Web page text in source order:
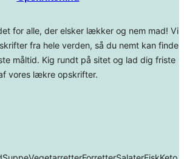
for alle, der elsker lækker og nem mad! Vi
fra hele verden, så du nemt kan finde
måltid. Kig rundt på sitet og lad dig friste
vores lækre opskrifter.